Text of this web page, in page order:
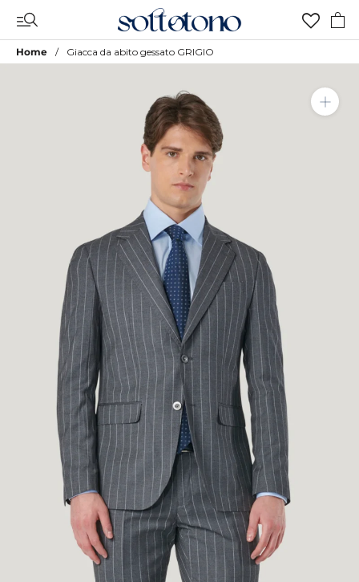
contenuto
Home Giacca da abito gessato GRIGIO
Aggiungi a Lista Desideri